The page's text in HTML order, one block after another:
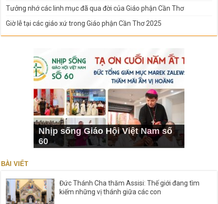
Tưởng nhớ các linh mục đã qua đời của Giáo phận Cần Thơ
Giờ lễ tại các giáo xứ trong Giáo phận Cần Thơ 2025
Nhịp sống Giáo Hội Việt Nam số
60
BÀI VIẾT
Đức Thánh Cha thăm Assisi: Thế giới đang tìm
kiếm những vị thánh giữa các con